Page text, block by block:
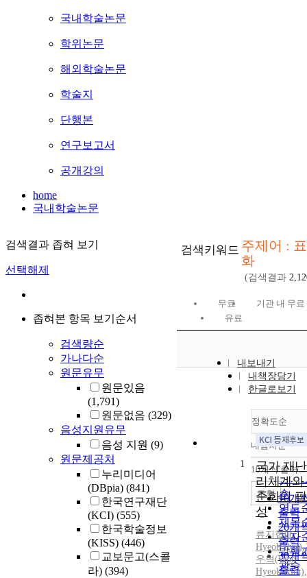
국내학술논문
학위논문
해외학술논문
학술지
단행본
연구보고서
공개강의
home
국내학술논문
검색결과 좁혀 보기
선택해제
좁혀본 항목 보기순서
검색량순
가나다순
원문유무
원문있음
(1,791)
원문없음 (329)
음성지원유무
음성 지원 (9)
원문제공처
누리미디어
(DBpia) (841)
한국연구재단
(KCI) (555)
한국학술정보
(KISS) (446)
교보문고(스콜
라) (394)
검색키워드 주제어 :
화
(검색결과
무료
기관 내 무료
유료
내보내기
내책장담기
한글로보기
정확도순
정확
순
인기
순
연도
제목
저자
발행
관순
내림차순
내림
10개씩 출력
10개
출력
20개
출력
30개
출력
조회
1
국가 재
리체계와
준화의
성
류지협(Ji
Hyeob Ryu),
우혁(Woo
Hyeok Kim),